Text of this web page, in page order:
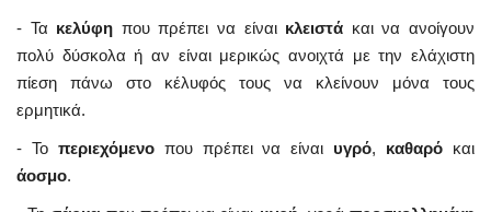
- Τα κελύφη που πρέπει να είναι κλειστά και να ανοίγουν
πολύ δύσκολα ή αν είναι μερικώς ανοιχτά με την ελάχιστη
πίεση πάνω στο κέλυφός τους να κλείνουν μόνα τους
ερμητικά.
- Το περιεχόμενο που πρέπει να είναι υγρό, καθαρό και
άοσμο.